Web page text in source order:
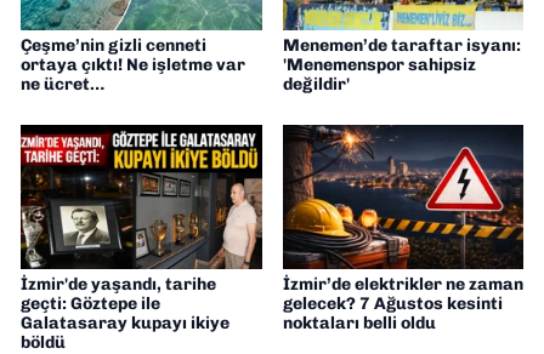
Çeşme’nin gizli cenneti
ortaya çıktı! Ne işletme var
ne ücret…
Menemen’de taraftar isyanı:
'Menemenspor sahipsiz
değildir'
İzmir'de yaşandı, tarihe
geçti: Göztepe ile
Galatasaray kupayı ikiye
böldü
İzmir’de elektrikler ne zaman
gelecek? 7 Ağustos kesinti
noktaları belli oldu